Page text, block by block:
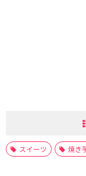
スイーツ 焼き